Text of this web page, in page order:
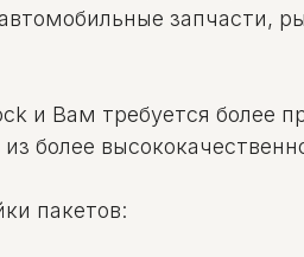
запчасти,
и Вам требуется более
более
пакетов: